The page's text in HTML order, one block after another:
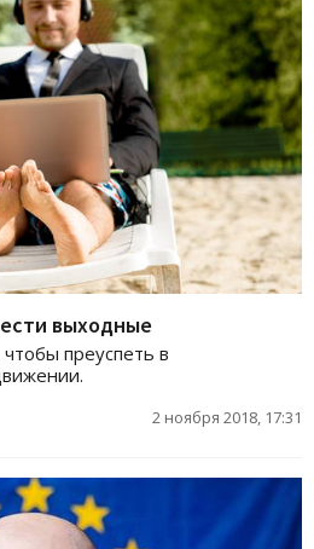
выходные
преуспеть в
2 ноября 2018, 17:31